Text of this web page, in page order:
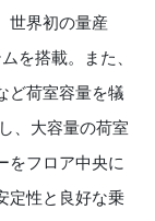
世界初の量産
を搭載。また、
ど荷室容量を犠
、大容量の荷室
をフロア中央に
定性と良好な乗